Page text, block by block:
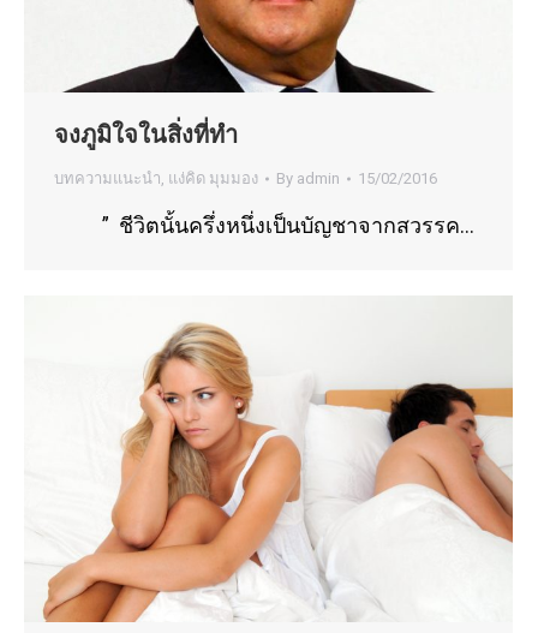
จงภูมิใจในสิ่งที่ทำ
บทความแนะนำ, แง่คิด มุมมอง By admin 15/02/2016
” ชีวิตนั้นครึ่งหนึ่งเป็นบัญชาจากสวรรค…